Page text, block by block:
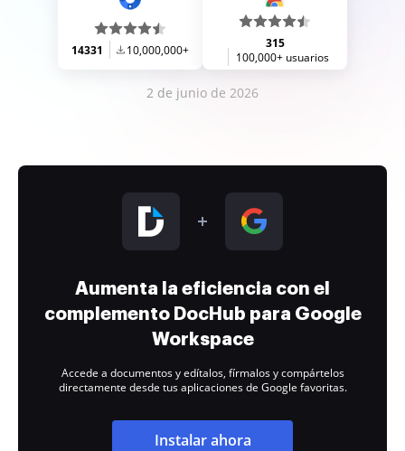
14331 10,000,000+
315
100,000+ usuarios
2 de junio de 2026
Aumenta la eficiencia con el
complemento DocHub para Google
Workspace
Accede a documentos y edítalos, fírmalos y compártelos
directamente desde tus aplicaciones de Google favoritas.
Instalar ahora